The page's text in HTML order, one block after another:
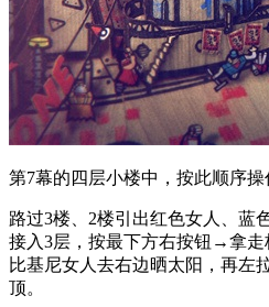
第7幕的四层小楼中，按此顺序操
路过3楼、2楼引出红色女人、蓝
接入3层，按最下方右按钮→拿
比基尼女人去右边晒太阳，再左
顶。